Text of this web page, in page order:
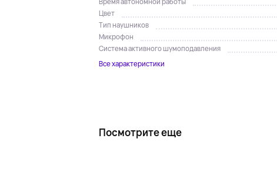
Цвет
Тип наушников
Микрофон
Система активного шумоподавления
Все характеристики
Посмотрите еще